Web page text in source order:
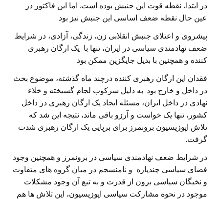
در ابتدا، نقطه قوت این جنبش بوده است. اما این فاکتور در
عین حال نقطه ضعف اساسی این جنبش نیز بود.
پیشروی و اعتلای جنبش انقلابی زن، زندگی، آزادی، در شرایط
ضعف نهادمندی سیاسی در ایران، تنها با یک ارگان رهبری
کننده و همچنین با بدیل جایگزین ممکن بود.
فقدان این ارگان رهبری کننده درچند ماه گذشته، موضوع بحث
در داخل و خارج بود. به دلیل سرکوب لجام گسیخته و خلاء
نهادی در داخل ایران، مسئله ایجاد یک ارگان رهبری در داخل
کشور، تنها یک خواست و آرزو باقی ماند، نتیجه این شد که
تلاش اپوزیسیون برونمرز برای برپایی یک ارگان رهبری شدت
گرفت.
در شرایط ضعف نهادمندی سیاسی در برونمرز و همچنین وجود
فضای سیاسی چندپاره و نامنسجم در میان گروه های متفاوت
و نخبگان سیاسی برون از قدرت و به تبع آن وجود مشکلات
موجود در نحوه مشارکت سیاسی اپوزیسیون، این تلاش ها هم